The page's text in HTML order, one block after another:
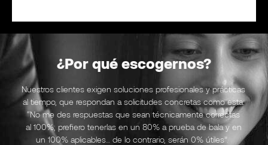
¿Por qué escogernos?
Nuestros clientes exigen soluciones profesionales y prácticas
al tiempo, que respondan a solicitudes concretas como esta:
“No me des respuestas que sean técnicamente correctas
al 100%; prefiero tenerlas en un 80% a prueba de bala y en
un 100% aplicables… de lo contrario, serán 0% útiles”.